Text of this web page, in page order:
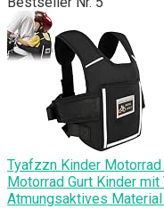
Tyafzzn Kinder
Motorrad Gurt Kinder
Atmungsaktives